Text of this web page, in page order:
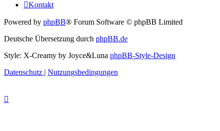
Kontakt
Powered by phpBB® Forum Software © phpBB Limited
Deutsche Übersetzung durch phpBB.de
Style: X-Creamy by Joyce&Luna phpBB-Style-Design
Datenschutz
Nutzungsbedingungen